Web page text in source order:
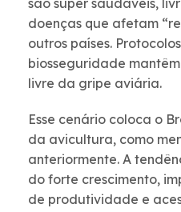
são super saudáveis,
doenças que afetam
outros países.
biosseguridade
livre da gripe aviária.
Esse cenário coloca o
da avicultura, como
anteriormente. A
do forte crescimento,
de produtividade e